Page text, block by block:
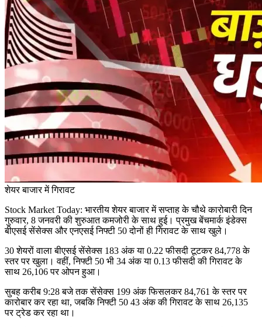
शेयर बाजार में गिरावट
Stock Market Today: भारतीय शेयर बाजार में सप्ताह के चौथे कारोबारी दिन
गुरुवार, 8 जनवरी की शुरुआत कमजोरी के साथ हुई। प्रमुख बेंचमार्क इंडेक्स
बीएसई सेंसेक्स और एनएसई निफ्टी 50 दोनों ही गिरावट के साथ खुले।
30 शेयरों वाला बीएसई सेंसेक्स 183 अंक या 0.22 फीसदी टूटकर 84,778 के
स्तर पर खुला। वहीं, निफ्टी 50 भी 34 अंक या 0.13 फीसदी की गिरावट के
साथ 26,106 पर ओपन हुआ।
सुबह करीब 9:28 बजे तक सेंसेक्स 199 अंक फिसलकर 84,761 के स्तर पर
कारोबार कर रहा था, जबकि निफ्टी 50 43 अंक की गिरावट के साथ 26,135
पर ट्रेड कर रहा था।